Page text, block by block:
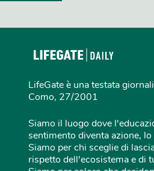
LifeGate è una testata
Como, 27/2001
Siamo il luogo dove
sentimento diventa azione,
Siamo per chi sceglie di
rispetto dell'ecosistema e di